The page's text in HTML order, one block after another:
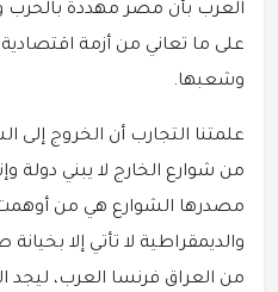
العرب بأن مصر مهددة بالحرب
على ما تعاني من أزمة
وشعبها.
علمتنا التجارب أن الخروج إلى
من شوارع الخارج لا يبني دولة
مصدرها الشوارع هي من أوهمت
والديمقراطية لا تأتي إلا
من العراق فرنسا العرب، ليجد